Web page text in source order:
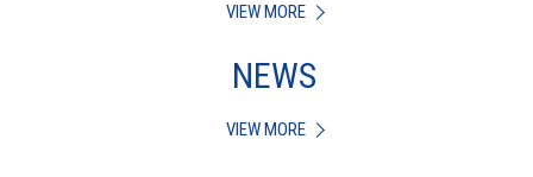
VIEW MORE
NEWS
VIEW MORE